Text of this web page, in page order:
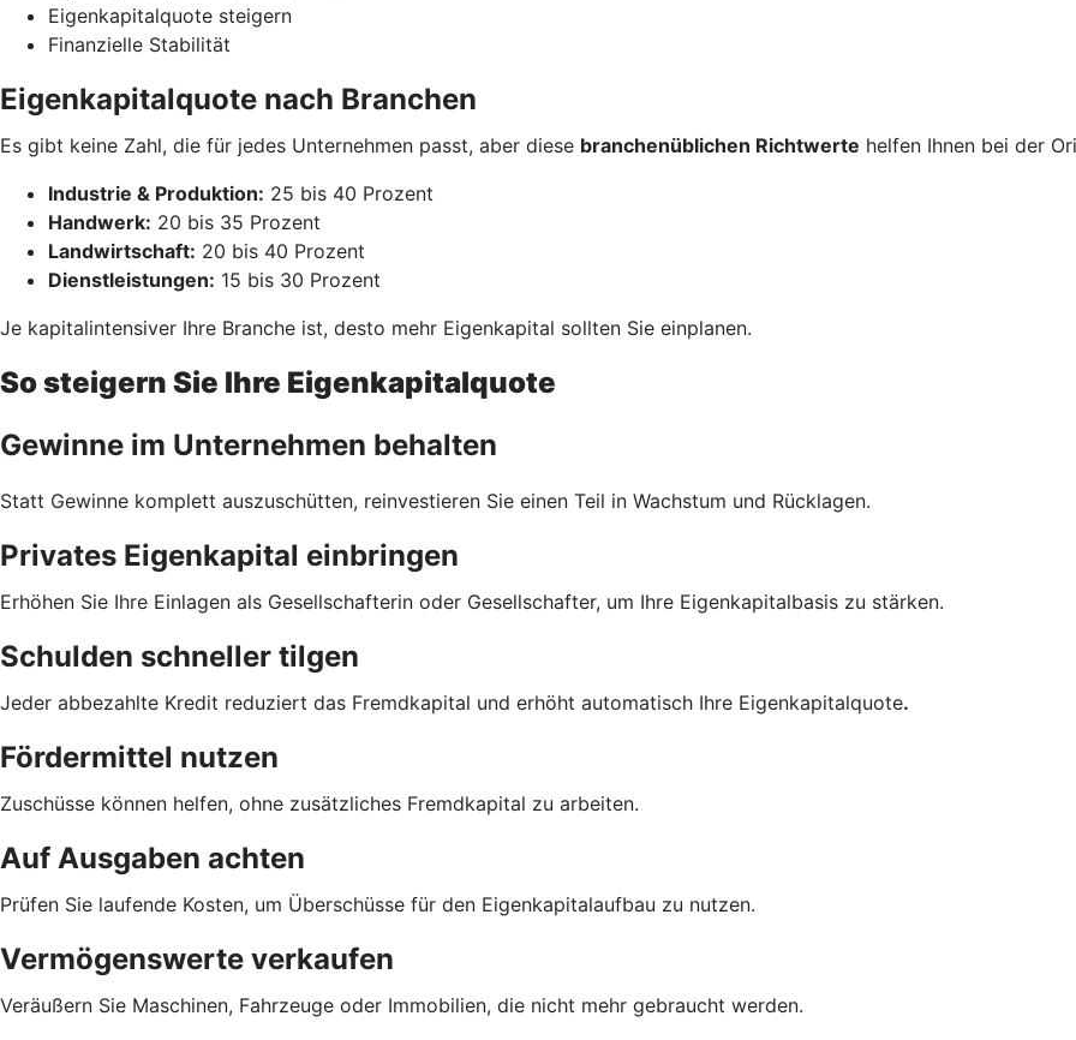
Eigenkapitalquote steigern
Finanzielle Stabilität
Eigenkapitalquote nach Branchen
Es gibt keine Zahl, die für jedes Unternehmen passt, aber diese branchenüblichen Richtwerte helfen Ihnen bei der
Industrie & Produktion: 25 bis 40 Prozent
Handwerk: 20 bis 35 Prozent
Landwirtschaft: 20 bis 40 Prozent
Dienstleistungen: 15 bis 30 Prozent
Je kapitalintensiver Ihre Branche ist, desto mehr Eigenkapital sollten Sie einplanen.
So steigern Sie Ihre Eigenkapitalquote
Gewinne im Unternehmen behalten
Statt Gewinne komplett auszuschütten, reinvestieren Sie einen Teil in Wachstum und Rücklagen.
Privates Eigenkapital einbringen
Erhöhen Sie Ihre Einlagen als Gesellschafterin oder Gesellschafter, um Ihre Eigenkapitalbasis zu stärken.
Schulden schneller tilgen
Jeder abbezahlte Kredit reduziert das Fremdkapital und erhöht automatisch Ihre Eigenkapitalquote.
Fördermittel nutzen
Zuschüsse können helfen, ohne zusätzliches Fremdkapital zu arbeiten.
Auf Ausgaben achten
Prüfen Sie laufende Kosten, um Überschüsse für den Eigenkapitalaufbau zu nutzen.
Vermögenswerte verkaufen
Veräußern Sie Maschinen, Fahrzeuge oder Immobilien, die nicht mehr gebraucht werden.